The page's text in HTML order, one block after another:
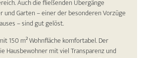
Auch die fließenden Übergänge
und Garten – einer der besonderen Vorzüge
– sind gut gelöst.
150 m² Wohnfläche komfortabel. Der
Hausbewohner mit viel Transparenz und